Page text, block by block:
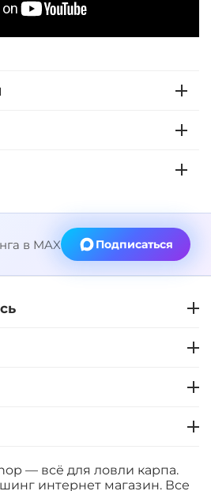
в MAX Подписаться
— всё для ловли карпа.
интернет магазин. Все